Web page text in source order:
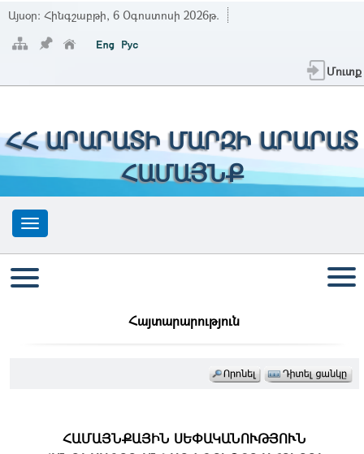
Այսօր: Հինգշաբթի, 6 Օգոստոսի 2026թ.
Մուտք
ՀՀ ԱՐԱՐԱՏԻ ՄԱՐԶԻ ԱՐԱՐԱՏ
ՀԱՄԱՅՆՔ
Հայտարարություն
ՀԱՄԱՅՆՔԱՅԻՆ ՍԵՓԱԿԱՆՈՒԹՅՈՒՆ